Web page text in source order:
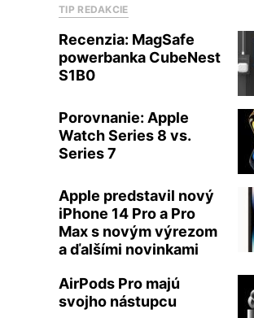
TIP REDAKCIE
Recenzia: MagSafe
powerbanka CubeNest
S1B0
Porovnanie: Apple
Watch Series 8 vs.
Series 7
Apple predstavil nový
iPhone 14 Pro a Pro
Max s novým výrezom
a ďalšími novinkami
AirPods Pro majú
svojho nástupcu